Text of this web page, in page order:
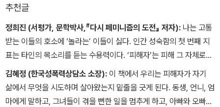
추천글
정희진 (서평가, 문학박사,『다시 페미니즘의 도전』 저자): 나는 고통
받는 이들의 호소에 ‘놀라는’ 이들이 싫다. 인간 성숙함의 첫 번째 지
표는 타인의 목소리를 듣는 수용력이다. ‘피해자’는 피해 그 자체로서
역할을 다한 이들이다. 나머지는 모두 사회의 몫이다. 피해 여성이 범
죄를 증명하고 싸워야 할 의무는 없다. 문제는 이들의 목소리를 들을
수 있는 사회의 민주주의 역량이 얼마나 되는가이다.
김혜정 (한국성폭력상담소 소장): 이 책에서 우리는 피해자가 자기
삶에서 무엇을 시도하며 살아왔는지 밑줄을 긋게 된다. 동생, 언니, 엄
마에게 말하고, 그녀들이 겪을 뻔한 일을 멈추게 하고, 아빠와 오빠에